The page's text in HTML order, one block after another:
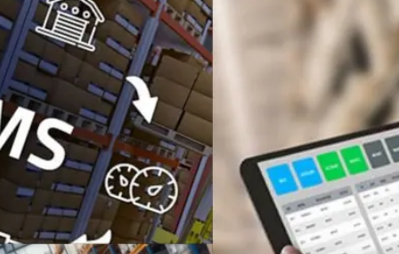
Çadır Yazı Tahtaları
Pet Malzemeleri